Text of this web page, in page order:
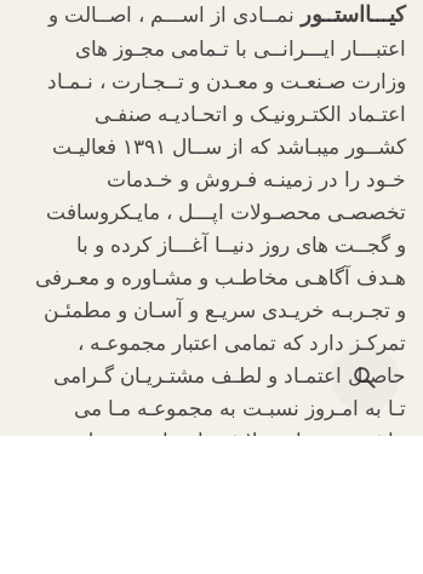
کیـــااستــور نمــادی از اســـم ، اصــالت و
اعتبـــار ایـــرانــی با تـمامی مجـوز های
وزارت صـنعـت و معـدن و تــجـارت ، نـمـاد
اعتـماد الکتـرونیـک و اتحـادیـه صنفـی
کشــور میبـاشد که از ســال ۱۳۹۱ فعالیـت
خـود را در زمینـه فـروش و خـدمات
تخصصـی محصـولات اپـــل ، مایـکروسافت
و گجــت های روز دنیــا آغـــاز کرده و با
هـدف آگاهـی مخاطـب و مشـاوره و معـرفی
و تجـربـه خریـدی سریـع و آسـان و مطمئـن
تمرکـز دارد که تمامی اعتبار مجموعـه ،
حاصـل اعتمـاد و لطـف مشتـریـان گـرامی
تـا به امـروز نسبـت به مجموعـه مـا می
بـاشـد و تمــام تــلاش ما بـرای حـفـظ